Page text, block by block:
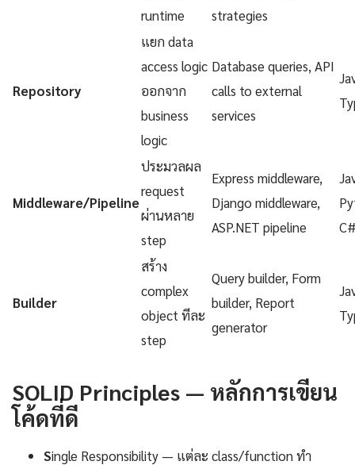
runtime
strategies
Repository
แยก data
access logic
ออกจาก
business
logic
Database queries, API
calls to external
services
Middleware/Pipeline
ประมวลผล
request
ผ่านหลาย
step
Express middleware,
Django middleware,
ASP.NET pipeline
Builder
สร้าง
complex
object ทีละ
step
Query builder, Form
builder, Report
generator
SOLID Principles — หลักการเขียน
โค้ดที่ดี
Single Responsibility — แต่ละ class/function ทำ